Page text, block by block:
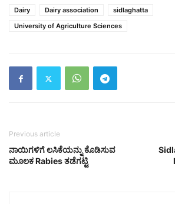
Dairy
Dairy association
sidlaghatta
University of Agriculture Sciences
Previous article
ನಾಯಿಗಳಿಗೆ ಲಸಿಕೆಯನ್ನು ಕೊಡಿಸುವ
ಮೂಲಕ Rabies ತಡೆಗಟ್ಟಿ